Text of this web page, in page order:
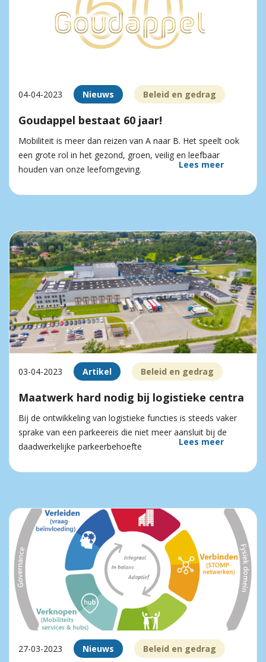
04-04-2023 Nieuws Beleid en gedrag
Goudappel bestaat 60 jaar!
Mobiliteit is meer dan reizen van A naar B. Het speelt ook
een grote rol in het gezond, groen, veilig en leefbaar
houden van onze leefomgeving.
Lees meer
03-04-2023 Artikel Beleid en gedrag
Maatwerk hard nodig bij logistieke centra
Bij de ontwikkeling van logistieke functies is steeds vaker
sprake van een parkeereis die niet meer aansluit bij de
daadwerkelijke parkeerbehoefte
Lees meer
27-03-2023 Nieuws Beleid en gedrag